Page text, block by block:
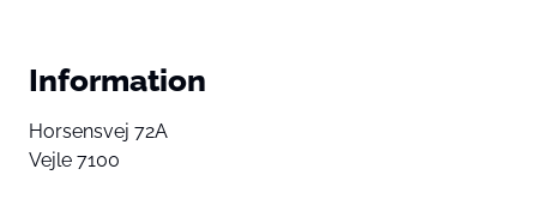
Information
Horsensvej 72A
Vejle 7100